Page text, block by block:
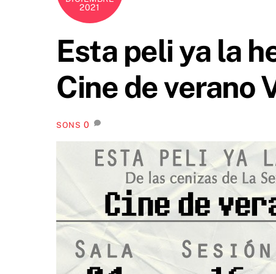
2021
Esta peli ya la
Cine de verano
SONS 0